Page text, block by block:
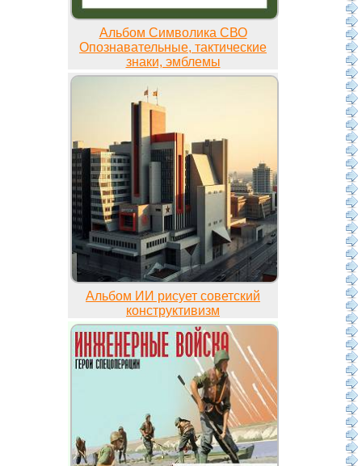
Альбом Символика СВО
Опознавательные, тактические
знаки, эмблемы
Альбом ИИ рисует советский
конструктивизм